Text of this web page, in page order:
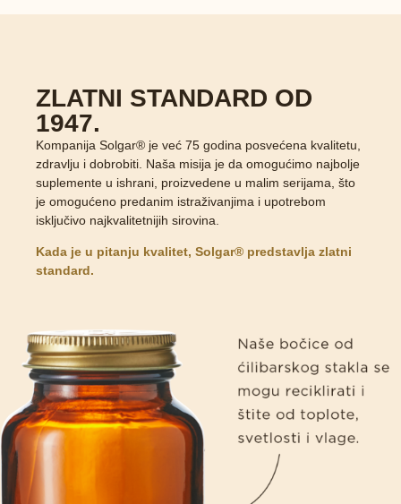
ZLATNI STANDARD OD
1947.
Kompanija Solgar® je već 75 godina posvećena kvalitetu,
zdravlju i dobrobiti. Naša misija je da omogućimo najbolje
suplemente u ishrani, proizvedene u malim serijama, što
je omogućeno predanim istraživanjima i upotrebom
isključivo najkvalitetnijih sirovina.
Kada je u pitanju kvalitet, Solgar® predstavlja zlatni
standard.